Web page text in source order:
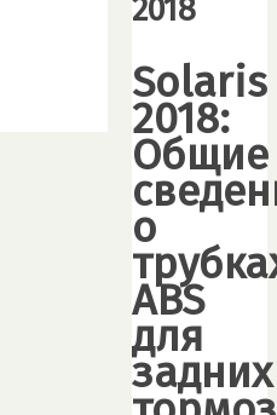
2018
Solaris
2018:
Общие
о
ABS
для
задних